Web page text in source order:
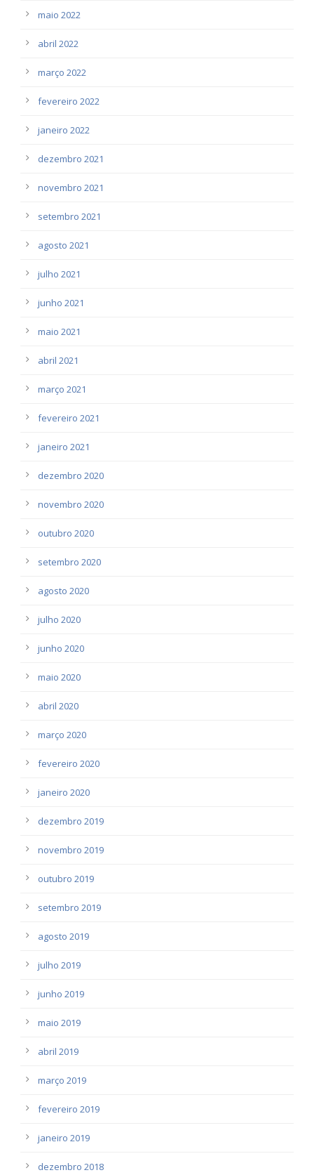
maio 2022
abril 2022
março 2022
fevereiro 2022
janeiro 2022
dezembro 2021
novembro 2021
setembro 2021
agosto 2021
julho 2021
junho 2021
maio 2021
abril 2021
março 2021
fevereiro 2021
janeiro 2021
dezembro 2020
novembro 2020
outubro 2020
setembro 2020
agosto 2020
julho 2020
junho 2020
maio 2020
abril 2020
março 2020
fevereiro 2020
janeiro 2020
dezembro 2019
novembro 2019
outubro 2019
setembro 2019
agosto 2019
julho 2019
junho 2019
maio 2019
abril 2019
março 2019
fevereiro 2019
janeiro 2019
dezembro 2018